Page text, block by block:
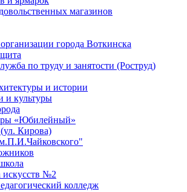
магазинов
города Воткинска
по труду и занятости (Роструд)
и истории
и культуры
«Юбилейный»
Кирова)
искусств №2
колледж